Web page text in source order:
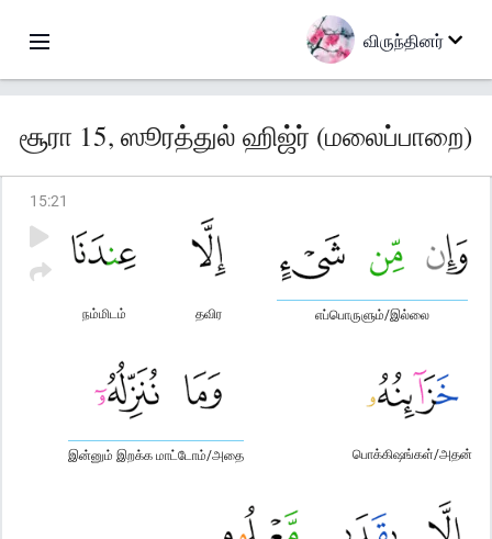
விருந்தினர்
சூரா 15, ஸூரத்துல் ஹிஜ்ர் (மலைப்பாறை)
15:21
எப்பொருளும்/இல்லை
தவிர
நம்மிடம்
பொக்கிஷங்கள்/அதன்
இன்னும் இறக்க மாட்டோம்/அதை